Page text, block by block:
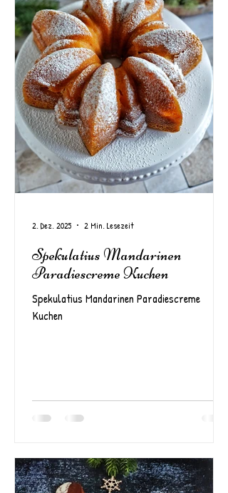
Spekulatius Mandarinen
Paradiescreme Kuchen
Spekulatius Mandarinen Paradiescreme
Kuchen
2. Dez. 2025 2 Min. Lesezeit